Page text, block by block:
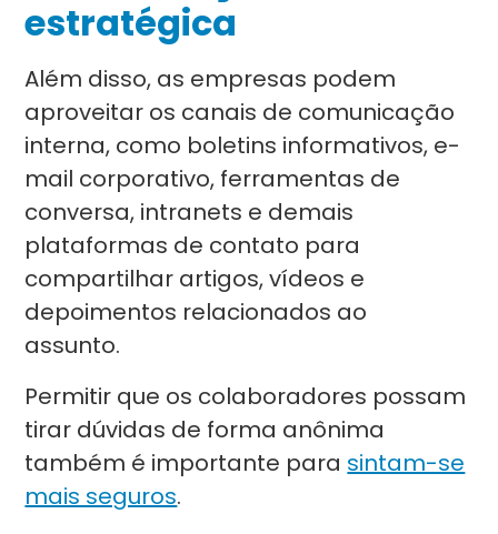
estratégica
Além disso, as empresas podem
aproveitar os canais de comunicação
interna, como boletins informativos, e-
mail corporativo, ferramentas de
conversa, intranets e demais
plataformas de contato para
compartilhar artigos, vídeos e
depoimentos relacionados ao
assunto.
Permitir que os colaboradores possam
tirar dúvidas de forma anônima
também é importante para sintam-se
mais seguros.